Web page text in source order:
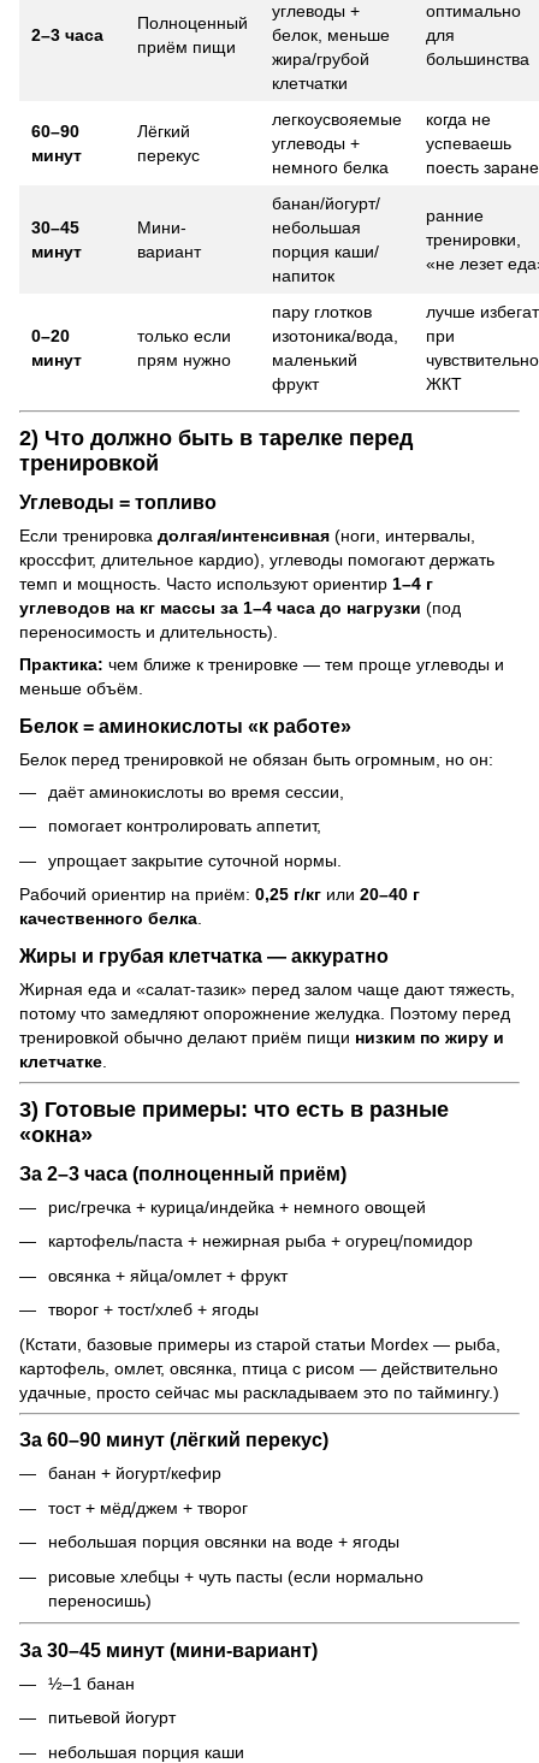
2–3 часа
Полноценный
приём пищи
углеводы +
белок, меньше
жира/грубой
клетчатки
оптимально
для
большинства
60–90
минут
Лёгкий
перекус
легкоусвояемые
углеводы +
немного белка
когда не
успеваешь
поесть
30–45
минут
Мини-
вариант
банан/йогурт/
небольшая
порция каши/
напиток
ранние
тренировки,
«не лезет
0–20
минут
только если
прям нужно
пару глотков
изотоника/вода,
маленький
фрукт
лучше
при
ЖКТ
2) Что должно быть в тарелке перед
тренировкой
Углеводы = топливо
Если тренировка долгая/интенсивная (ноги, интервалы,
кроссфит, длительное кардио), углеводы помогают держать
темп и мощность. Часто используют ориентир 1–4 г
углеводов на кг массы за 1–4 часа до нагрузки (под
переносимость и длительность).
Практика: чем ближе к тренировке — тем проще углеводы и
меньше объём.
Белок = аминокислоты «к работе»
Белок перед тренировкой не обязан быть огромным, но он:
даёт аминокислоты во время сессии,
помогает контролировать аппетит,
упрощает закрытие суточной нормы.
Рабочий ориентир на приём: 0,25 г/кг или 20–40 г
качественного белка.
Жиры и грубая клетчатка — аккуратно
Жирная еда и «салат-тазик» перед залом чаще дают тяжесть,
потому что замедляют опорожнение желудка. Поэтому перед
тренировкой обычно делают приём пищи низким по жиру и
клетчатке
3) Готовые примеры: что есть в разные
«окна»
За 2–3 часа (полноценный приём)
рис/гречка + курица/индейка + немного овощей
картофель/паста + нежирная рыба + огурец/помидор
овсянка + яйца/омлет + фрукт
творог + тост/хлеб + ягоды
(Кстати, базовые примеры из старой статьи Mordex — рыба,
картофель, омлет, овсянка, птица с рисом — действительно
удачные, просто сейчас мы раскладываем это по таймингу.)
За 60–90 минут (лёгкий перекус)
банан + йогурт/кефир
тост + мёд/джем + творог
небольшая порция овсянки на воде + ягоды
рисовые хлебцы + чуть пасты (если нормально
переносишь)
За 30–45 минут (мини-вариант)
½–1 банан
питьевой йогурт
небольшая порция каши